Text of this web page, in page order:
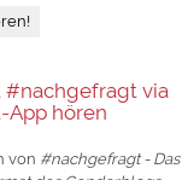
#nachgefragt via
App hören
von #nachgefragt - Das